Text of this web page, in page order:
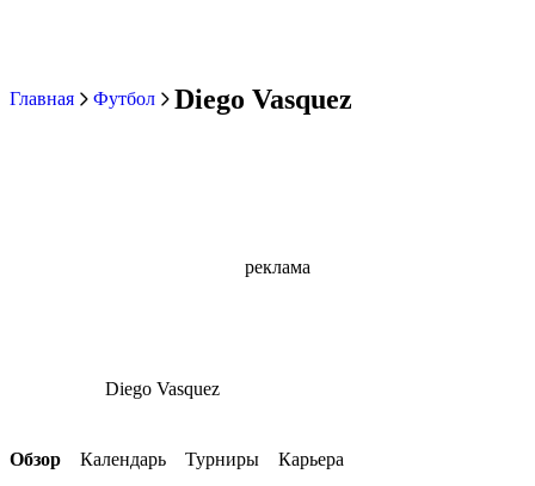
Главная Футбол Diego Vasquez
реклама
Diego Vasquez
Обзор Календарь Турниры Карьера